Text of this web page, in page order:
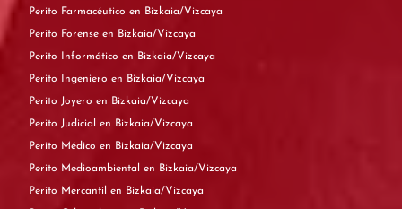
Perito Farmacéutico en Bizkaia/Vizcaya
Perito Forense en Bizkaia/Vizcaya
Perito Informático en Bizkaia/Vizcaya
Perito Ingeniero en Bizkaia/Vizcaya
Perito Joyero en Bizkaia/Vizcaya
Perito Judicial en Bizkaia/Vizcaya
Perito Médico en Bizkaia/Vizcaya
Perito Medioambiental en Bizkaia/Vizcaya
Perito Mercantil en Bizkaia/Vizcaya